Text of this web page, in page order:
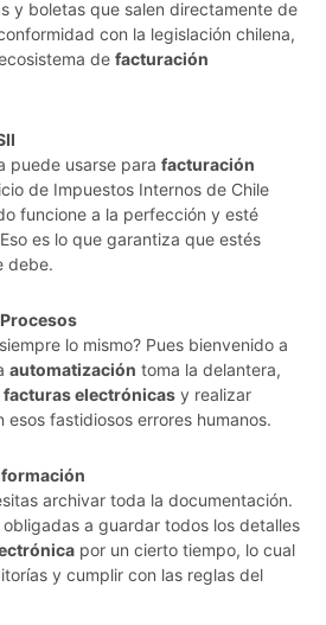
y boletas que salen directamente de
con la legislación chilena,
de facturación
puede usarse para facturación
de Impuestos Internos de Chile
funcione a la perfección y esté
es lo que garantiza que estés
debe.
lo mismo? Pues bienvenido a
automatización toma la delantera,
facturas electrónicas y realizar
fastidiosos errores humanos.
archivar toda la documentación.
a guardar todos los detalles
por un cierto tiempo, lo cual
y cumplir con las reglas del